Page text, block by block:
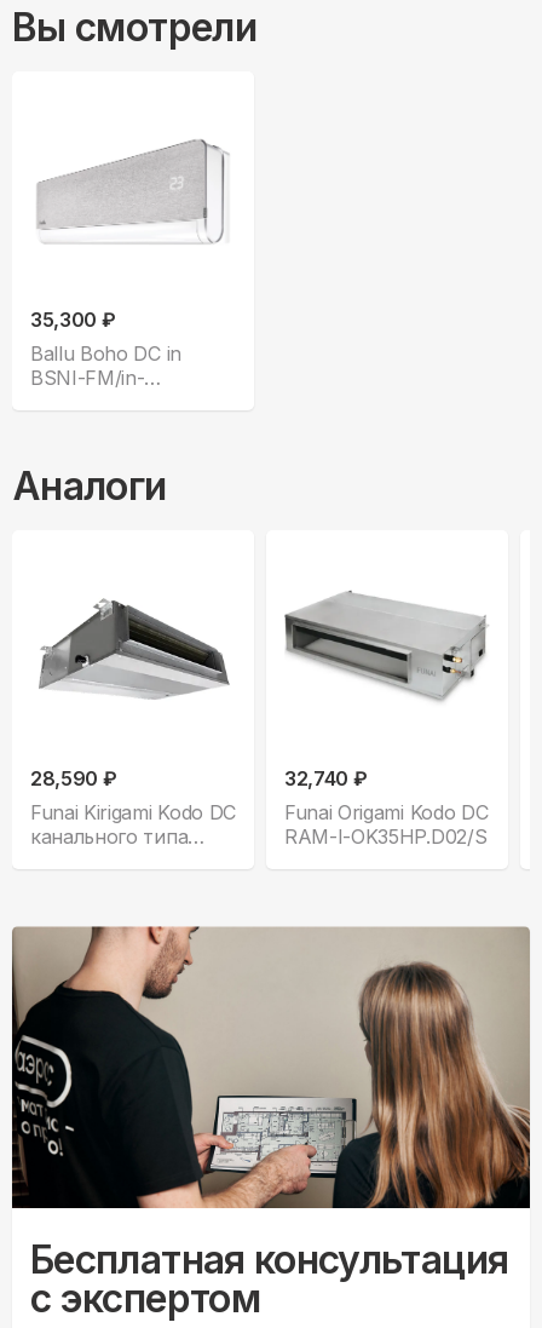
Вы смотрели
35,300 ₽
Ballu Boho DC in
BSNI-FM/in-
Аналоги
28,590 ₽
Funai Kirigami Kodo DC
канального типа
32,740 ₽
Funai Origami Kodo DC
RAM-I-OK35HP.D02/S
Бесплатная консультация
с экспертом